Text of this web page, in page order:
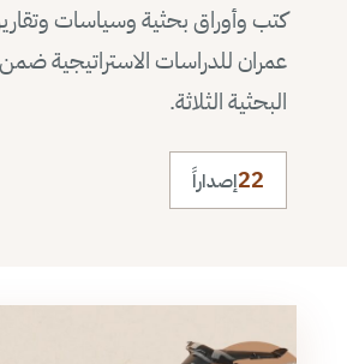
كتب وأوراق بحثية وسياسات
عمران للدراسات الاستراتيجية
البحثية الثلاثة.
22إصداراً